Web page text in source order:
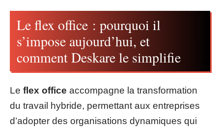
Le flex office : pourquoi il
s’impose aujourd’hui, et
comment Deskare le simplifie
Le flex office accompagne la transformation
du travail hybride, permettant aux entreprises
d’adopter des organisations dynamiques qui